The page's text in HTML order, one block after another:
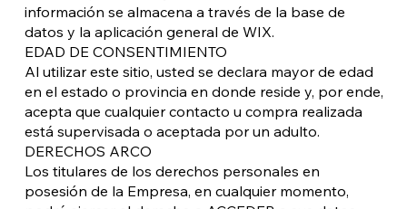
información se almacena a través de la base de
datos y la aplicación general de WIX.
EDAD DE CONSENTIMIENTO
Al utilizar este sitio, usted se declara mayor de edad
en el estado o provincia en donde reside y, por ende,
acepta que cualquier contacto u compra realizada
está supervisada o aceptada por un adulto.
DERECHOS ARCO
Los titulares de los derechos personales en
posesión de la Empresa, en cualquier momento,